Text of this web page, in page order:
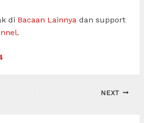
di Bacaan Lainnyadan support
.
NEXT